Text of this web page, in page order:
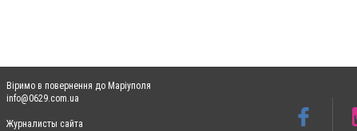
Віримо в повернення до Маріуполя
info@0629.com.ua
Журналисты сайта